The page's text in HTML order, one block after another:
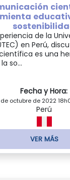
de la
en Perú,
es una
so...
Fecha y Hora:
de octubre de 2022
Perú
VER MÁS